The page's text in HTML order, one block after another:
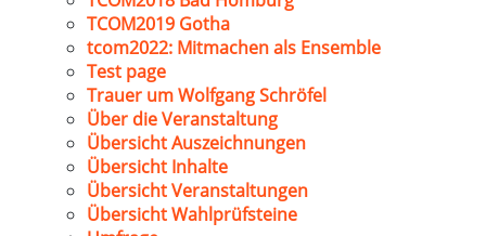
TCOM2019 Gotha
tcom2022: Mitmachen als Ensemble
Test page
Trauer um Wolfgang Schröfel
Über die Veranstaltung
Übersicht Auszeichnungen
Übersicht Inhalte
Übersicht Veranstaltungen
Übersicht Wahlprüfsteine